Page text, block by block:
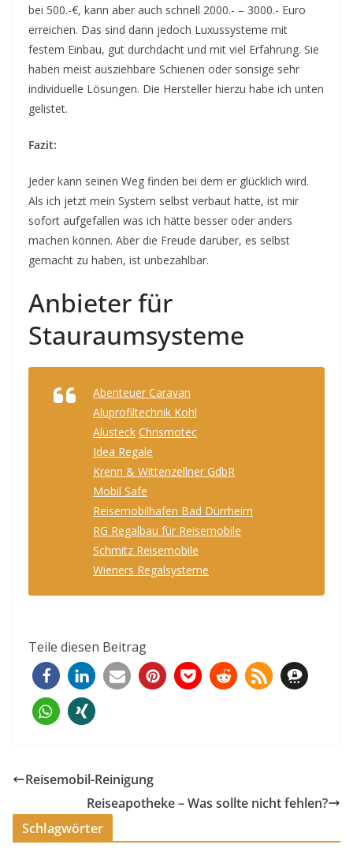
bei 500.-€, kann aber auch schnell 2000.- – 3000.- Euro
erreichen. Das sind dann jedoch Luxussysteme mit
festem Einbau, gut durchdacht und mit viel Erfahrung. Sie
haben meist ausziehbare Schienen oder sonsige sehr
individuelle Lösungen. Die Hersteller hierzu habe ich unten
gelistet.
Fazit:
Jeder kann seinen Weg finden bei dem er glücklich wird.
Als ich jetzt mein System selbst verbaut hatte, ist mir
sofort aufgefallen was ich hätte besser oder anders
machen können. Aber die Freude darüber, es selbst
gemacht zu haben, ist unbezahlbar.
Anbieter für
Stauraumsysteme
Abenteuer Caravan
Aluprofiltechnik Kohl
Alusteck Chrismotec
Idea Regale
Krenn & Wittenzellner GdbR
Mobil Safe
Reisemobilhafen Bad Dürrheim
RG Regalbau für Reisemobile
Schmitz Reisemobile
Wieners Regalsysteme
Teile diesen Beitrag
Reisemobil-Reinigung
Reiseapotheke – Was sollte nicht fehlen?
Schlagwörter